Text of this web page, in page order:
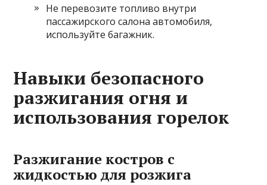
Не перевозите топливо внутри
пассажирского салона автомобиля,
используйте багажник.
Навыки безопасного
разжигания огня и
использования горелок
Разжигание костров с
жидкостью для розжига